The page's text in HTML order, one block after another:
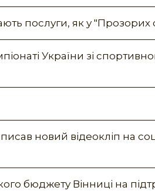
послуги, як у "Прозорих
України зі
новий відеокліп на
бюджету Вінниці на